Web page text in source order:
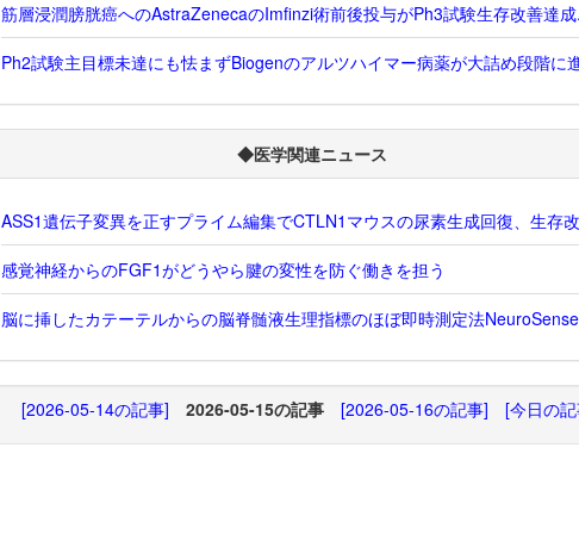
筋層浸潤膀胱癌へのAstraZenecaのImfinzi術前後投与がPh3試験生存改善達
Ph2試験主目標未達にも怯まずBiogenのアルツハイマー病薬が大詰め段階に
◆医学関連ニュース
ASS1遺伝子変異を正すプライム編集でCTLN1マウスの尿素生成回復、生存
感覚神経からのFGF1がどうやら腱の変性を防ぐ働きを担う
脳に挿したカテーテルからの脳脊髄液生理指標のほぼ即時測定法
[2026-05-14の記事] 2026-05-15の記事 [2026-05-16の記事] [今日の